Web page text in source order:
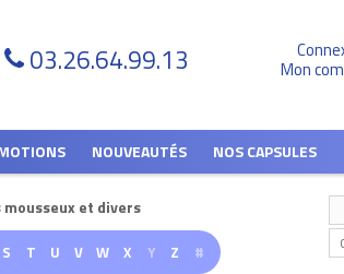
03.26.64.99.13 Mon
NOUVEAUTÉS NOS CAPSULES
mousseux et divers
S T U V W X Y Z #